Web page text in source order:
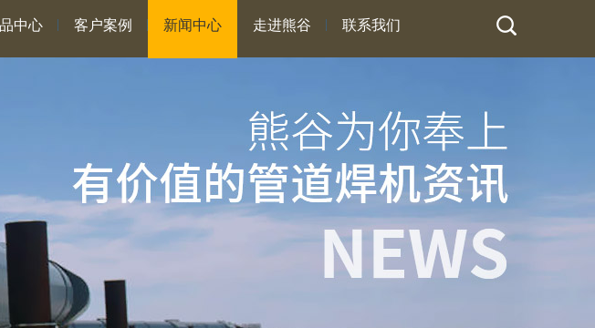
中心 客户案例 新闻中心 走进熊谷 联系我们